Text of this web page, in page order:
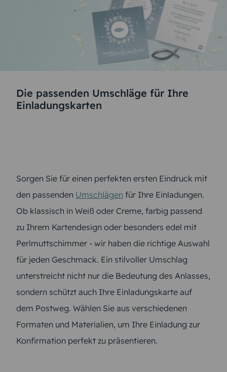
Die passenden Umschläge für Ihre
Einladungskarten
Sorgen Sie für einen perfekten ersten Eindruck mit
den passenden Umschlägen für Ihre Einladungen.
Ob klassisch in Weiß oder Creme, farbig passend
zu Ihrem Kartendesign oder besonders edel mit
Perlmuttschimmer - wir haben die richtige Auswahl
für jeden Geschmack. Ein stilvoller Umschlag
unterstreicht nicht nur die Bedeutung des Anlasses,
sondern schützt auch Ihre Einladungskarte auf
dem Postweg. Wählen Sie aus verschiedenen
Formaten und Materialien, um Ihre Einladung zur
Konfirmation perfekt zu präsentieren.